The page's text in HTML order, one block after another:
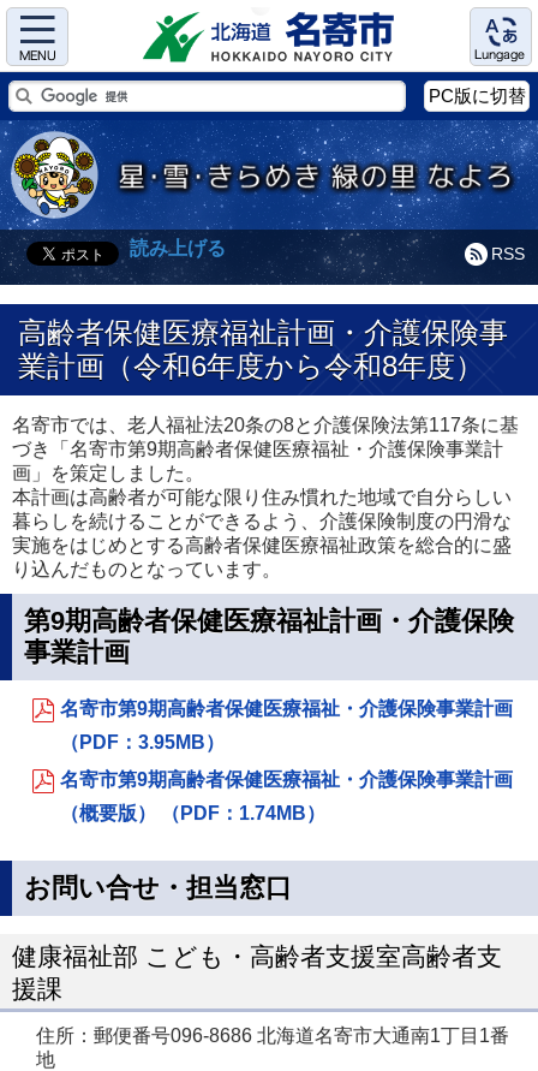
Menu Language
PC版に切替
RSS
読み上げる
高齢者保健医療福祉計画・介護保険事
業計画（令和6年度から令和8年度）
名寄市では、老人福祉法20条の8と介護保険法第117条に基
づき「名寄市第9期高齢者保健医療福祉・介護保険事業計
画」を策定しました。
本計画は高齢者が可能な限り住み慣れた地域で自分らしい
暮らしを続けることができるよう、介護保険制度の円滑な
実施をはじめとする高齢者保健医療福祉政策を総合的に盛
り込んだものとなっています。
第9期高齢者保健医療福祉計画・介護保険
事業計画
名寄市第9期高齢者保健医療福祉・介護保険事業計画
（PDF：3.95MB）
名寄市第9期高齢者保健医療福祉・介護保険事業計画
（概要版） （PDF：1.74MB）
お問い合せ・担当窓口
健康福祉部 こども・高齢者支援室高齢者支
援課
住所：郵便番号096-8686 北海道名寄市大通南1丁目1番
地